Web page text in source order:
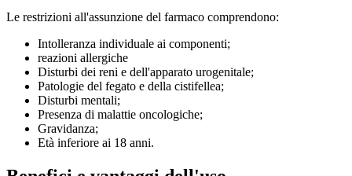
Le restrizioni all'assunzione del farmaco comprendono:
Intolleranza individuale ai componenti;
reazioni allergiche
Disturbi dei reni e dell'apparato urogenitale;
Patologie del fegato e della cistifellea;
Disturbi mentali;
Presenza di malattie oncologiche;
Gravidanza;
Età inferiore ai 18 anni.